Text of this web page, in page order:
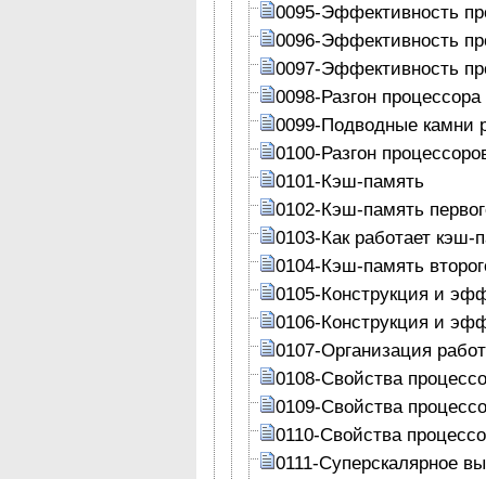
0095-Эффективность
0096-Эффективность
0097-Эффективность
0098-Разгон процессора
0099-Подводные камни
0100-Разгон
0101-Кэш-память
0102-Кэш-память
0103-Как работает кэш-
0104-Кэш-память
0105-Конструкция и
0106-Конструкция и
0107-Организация
0108-Свойства
0109-Свойства
0110-Свойства
0111-Суперскалярное